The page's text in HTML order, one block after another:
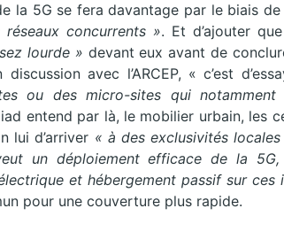
la 5G se fera davantage par le biais de
concurrents ». Et d’ajouter
lourde » devant eux avant de
avec l’ARCEP, « c’est
ou des micro-sites qui notamment
entend par là, le mobilier urbain, les
lui d’arriver « à des exclusivités
un déploiement efficace de la
et hébergement passif sur ces
pour une couverture plus rapide.